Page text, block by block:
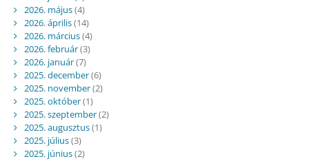
2026. május(4)
2026. április(14)
2026. március(4)
2026. február(3)
2026. január(7)
2025. december(6)
2025. november(2)
2025. október(1)
2025. szeptember(2)
2025. augusztus(1)
2025. július(3)
2025. június(2)